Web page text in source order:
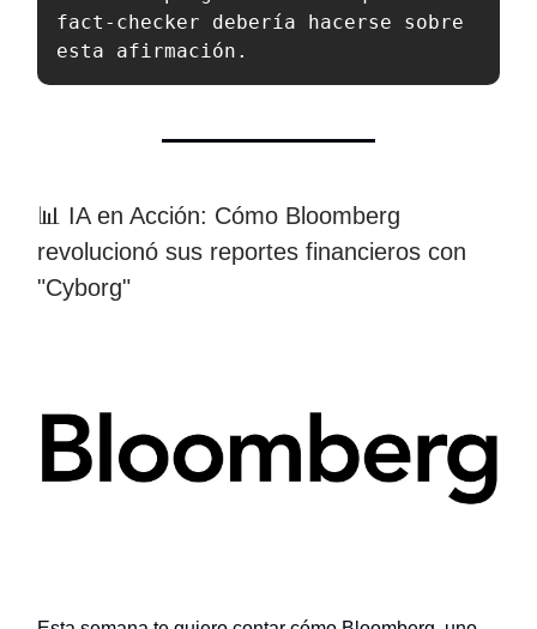
fact-checker debería hacerse sobre
esta afirmación.
📊 IA en Acción: Cómo Bloomberg
revolucionó sus reportes financieros con
"Cyborg"